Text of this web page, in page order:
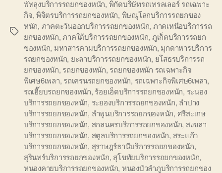
Tags
พัทลุงบริการรถยกของหนัก, พิกัดบริษัทรถเทรลเลอร์ รถเฉพาะ
กิจ,พิจิตรบริการรถยกของหนัก, พิษณุโลกบริการรถยกของ
หนัก, ภาคตะวันออกบริการรถยกของหนัก, ภาคเหนือบริการรถ
ยกของหนัก,ภาคใต้บริการรถยกของหนัก, ภูเก็ตบริการรถยก
ของหนัก, มหาสารคามบริการรถยกของหนัก, มุกดาหารบริการ
รถยกของหนัก, ยะลาบริการรถยกของหนัก, ยโสธรบริการรถ
ยกของหนัก, รถยกของหนัก, รถยกของหนัก รถเฉพาะกิจ
พิเศษ6เพลา, รถเครนรถยกของหนัก, รถเฉพาะกิจพิเศษ6เพลา,
รถเฮี๊ยบรถยกของหนัก, ร้อยเอ็ดบริการรถยกของหนัก, ระนอง
บริการรถยกของหนัก, ระยองบริการรถยกของหนัก, ลำปาง
บริการรถยกของหนัก, ลำพูนบริการรถยกของหนัก, ศรีสะเกษ
บริการรถยกของหนัก, สกลนครบริการรถยกของหนัก, สงขลา
บริการรถยกของหนัก, สตูลบริการรถยกของหนัก, สระแก้ว
บริการรถยกของหนัก, สุราษฎร์ธานีบริการรถยกของหนัก,
สุรินทร์บริการรถยกของหนัก, สุโขทัยบริการรถยกของหนัก,
หนองคายบริการรถยกของหนัก, หนองบัวลำภูบริการรถยกของ